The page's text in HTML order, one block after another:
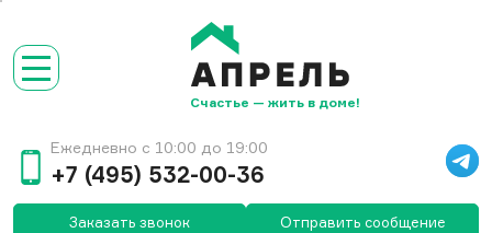
Счастье — жить в доме!
Ежедневно с 10:00 до 19:00
+7 (495) 532-00-36
Заказать звонок Отправить сообщение